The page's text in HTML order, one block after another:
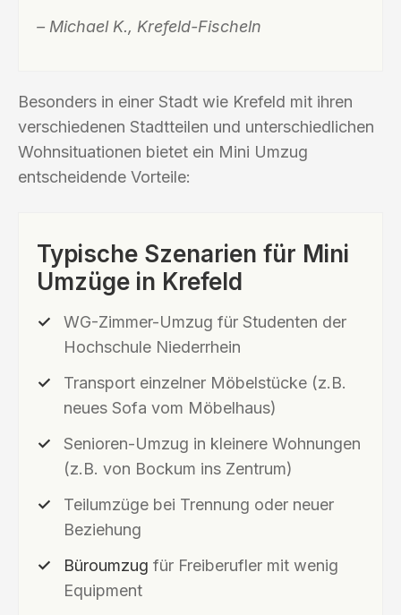
– Michael K., Krefeld-Fischeln
Besonders in einer Stadt wie Krefeld mit ihren
verschiedenen Stadtteilen und unterschiedlichen
Wohnsituationen bietet ein Mini Umzug
entscheidende Vorteile:
Typische Szenarien für Mini
Umzüge in Krefeld
WG-Zimmer-Umzug für Studenten der
Hochschule Niederrhein
Transport einzelner Möbelstücke (z.B.
neues Sofa vom Möbelhaus)
Senioren-Umzug in kleinere Wohnungen
(z.B. von Bockum ins Zentrum)
Teilumzüge bei Trennung oder neuer
Beziehung
Büroumzug für Freiberufler mit wenig
Equipment